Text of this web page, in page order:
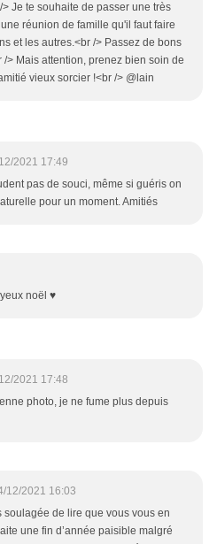
Je te souhaite de passer une très
réunion de famille qu'il faut faire
et les autres.<br /> Passez de bons
> Mais attention, prenez bien soin de
vieux sorcier !<br /> @lain
2021 17:49
pas de souci, même si guéris on
pour un moment. Amitiés
noël ♥
2021 17:48
photo, je ne fume plus depuis
12/2021 16:03
soulagée de lire que vous vous en
une fin d’année paisible malgré